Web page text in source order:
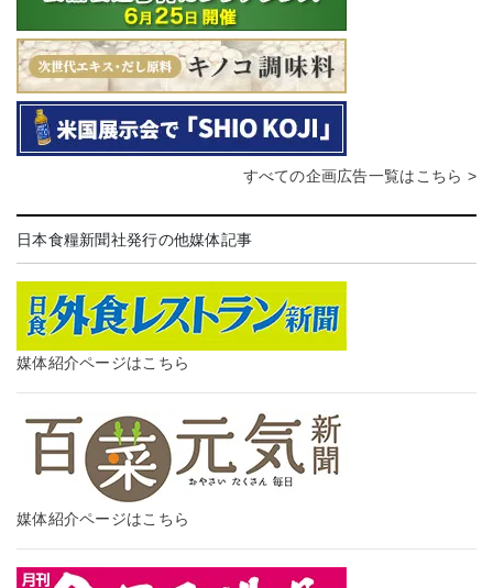
すべての企画広告一覧はこちら >
日本食糧新聞社発行の他媒体記事
媒体紹介ページはこちら
媒体紹介ページはこちら